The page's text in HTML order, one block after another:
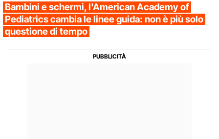
Bambini e schermi, l'American Academy of
Pediatrics cambia le linee guida: non è più solo
questione di tempo